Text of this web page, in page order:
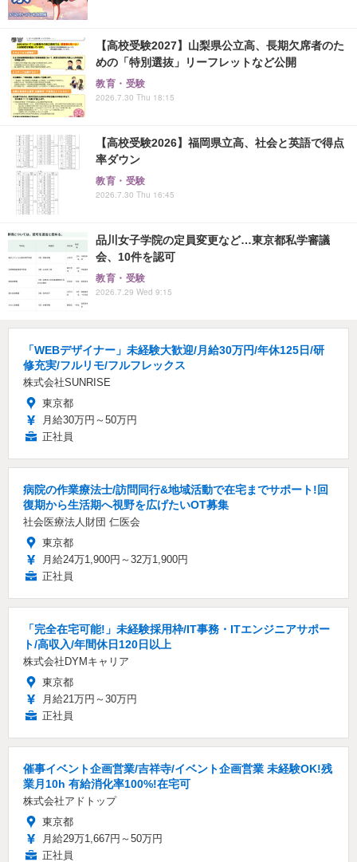
【高校受験2027】山梨県公立高、長期欠席者のた
めの「特別選抜」リーフレットなど公開
教育・受験
2026.7.30 Thu 18:15
【高校受験2026】福岡県立高、社会と英語で得点
率ダウン
教育・受験
2026.7.30 Thu 16:45
品川女子学院の定員変更など…東京都私学審議
会、10件を認可
教育・受験
2026.7.29 Wed 9:15
「WEBデザイナー」未経験大歓迎/月給30万円/年休125日/研
修充実/フルリモ/フルフレックス
株式会社SUNRISE
東京都
月給30万円～50万円
正社員
病院の作業療法士/訪問同行&地域活動で在宅までサポート!回
復期から生活期へ視野を広げたいOT募集
社会医療法人財団 仁医会
東京都
月給24万1,900円～32万1,900円
正社員
「完全在宅可能!」未経験採用枠/IT事務・ITエンジニアサポー
ト/高収入/年間休日120日以上
株式会社DYMキャリア
東京都
月給21万円～30万円
正社員
催事イベント企画営業/吉祥寺/イベント企画営業 未経験OK!残
業月10h 有給消化率100%!在宅可
株式会社アドトップ
東京都
月給29万1,667円～50万円
正社員